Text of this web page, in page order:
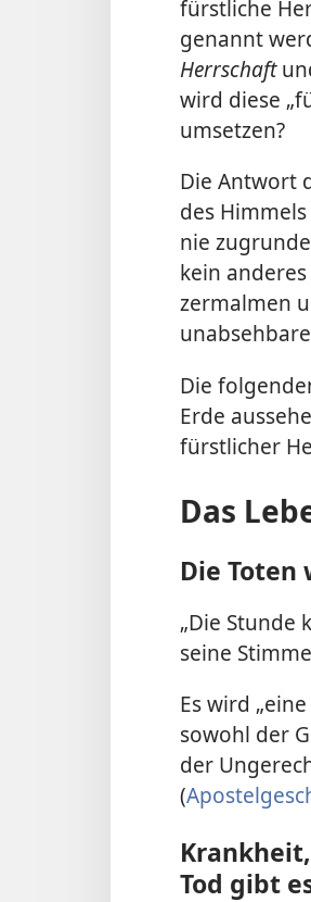
fürstliche
genannt
Herrschaft
wird diese
umsetzen?
Die Antwort
des
nie
kein
zermalmen
Die
Erde
fürstlicher
Das
Die
„Die Stunde
seine
Es wird
sowohl der
der
(
Tod gibt